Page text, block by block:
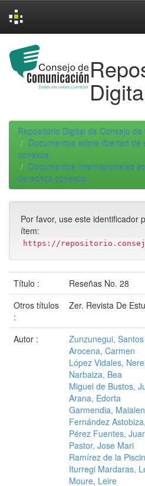
navigation
Repositorio Digital de Consejo de
Documentos sobre libertad de
conexos
Documentos internacionales
derechos conexos
Por favor, use este identificador
ítem:
https://
Título :
Reseñas No. 28
Otros títulos
:
Zer. Revista De
Autor :
Zunzunegui, Santos
Arocena, Carmen
López Vidales,
Narbaiza, Bea
Miguel de Bustos,
Arana, Edorta
Garmendia, Maialen
Fernández
Pérez Fuentes,
Pastor, Jose Mari
Ramírez de la
Iturregi Mardaras,
Moure, Leire